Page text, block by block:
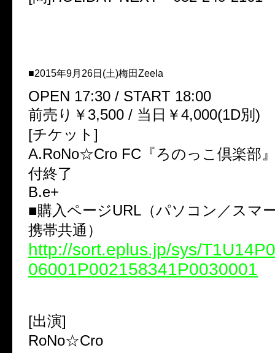
■2015年9月26日(土)梅田Zeela
OPEN 17:30 / START 18:00
前売り￥3,500 / 当日￥4,000(1D別)
[チケット]
A.RoNo☆Cro FC『ろのっこ倶楽部
付終了
B.e+
■購入ページURL（パソコン／スマ
携帯共通）
http://sort.eplus.jp/sys/
06001P002158341P0030001
[出演]
RoNo☆Cro